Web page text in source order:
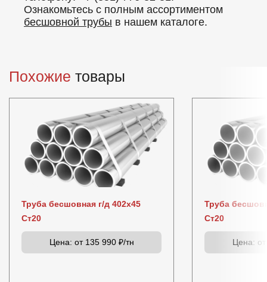
Ознакомьтесь с полным ассортиментом
бесшовной трубы в нашем каталоге.
Похожие товары
Труба бесшовная г/д 402х45
Ст20
Цена: от 135 990 ₽/тн
Труба
Ст20
Цена: